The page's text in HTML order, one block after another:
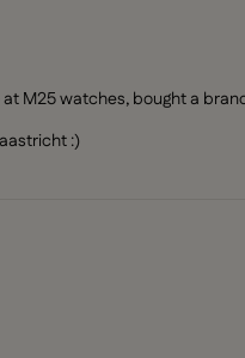
M25 watches, bought a
:)